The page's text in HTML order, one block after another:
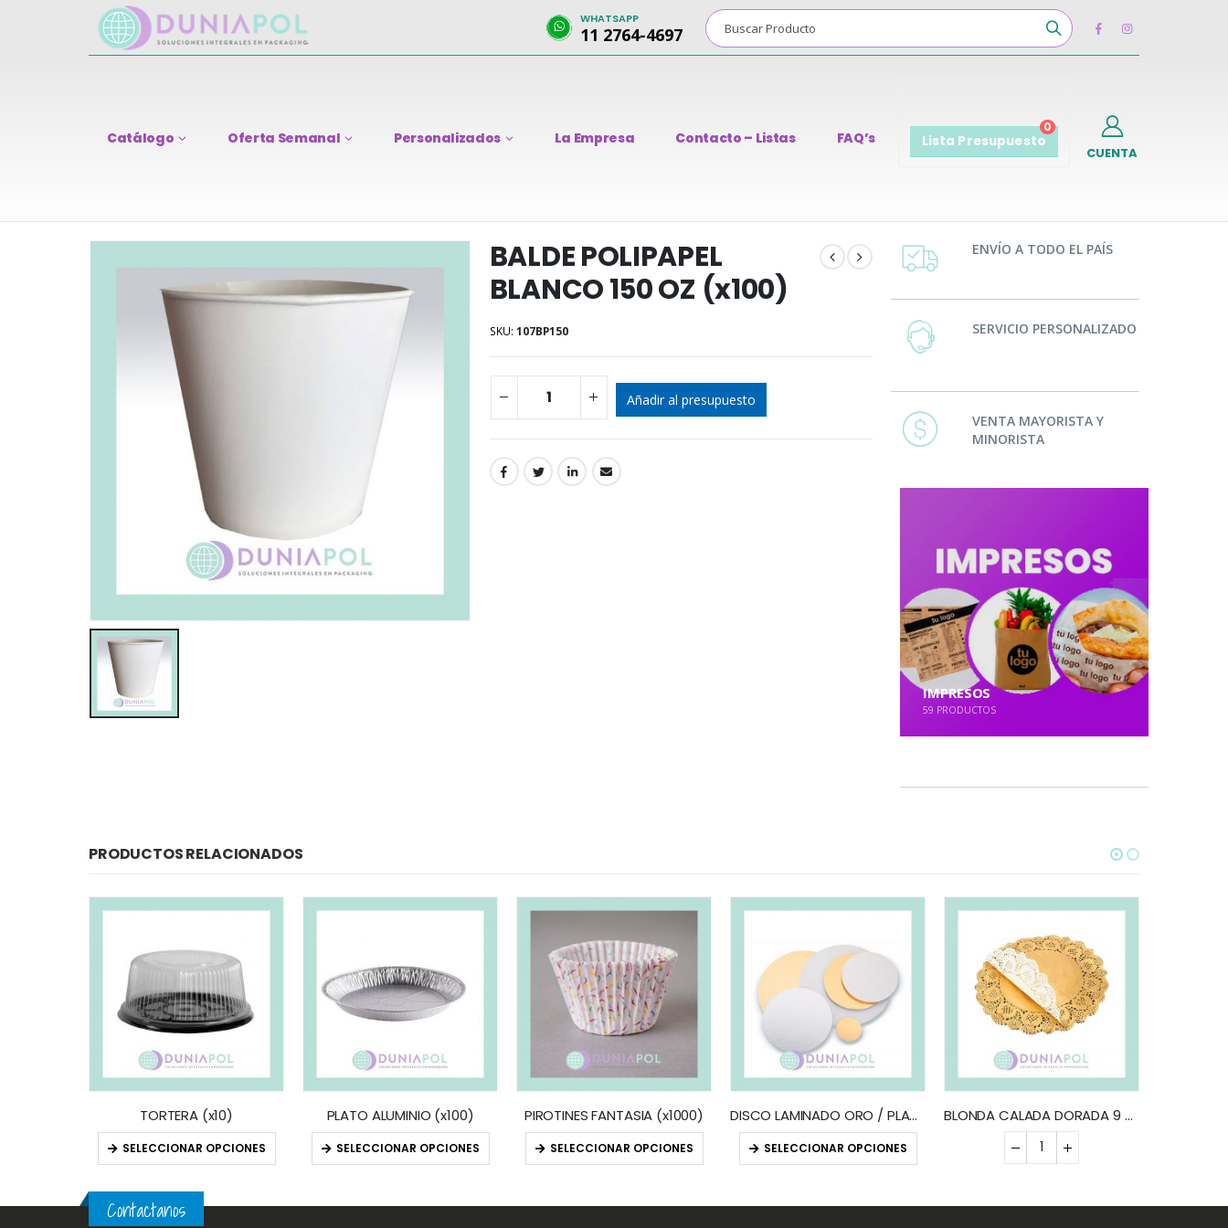
WHATSAPP
11 2764-4697
Catálogo Oferta Semanal Personalizados La Empresa Contacto – Listas FAQ’s
0
Lista Presupuesto
CUENTA
BALDE POLIPAPEL
BLANCO 150 OZ (x100)
SKU: 107BP150
Añadir al presupuesto
ENVÍO A TODO EL PAÍS
SERVICIO PERSONALIZADO
VENTA MAYORISTA Y
MINORISTA
IMPRESOS
59 PRODUCTOS
PRODUCTOS RELACIONADOS
TORTERA (x10)
SELECCIONAR OPCIONES
PLATO ALUMINIO (x100)
SELECCIONAR OPCIONES
PIROTINES FANTASIA (x1000)
SELECCIONAR OPCIONES
DISCO LAMINADO ORO / PLATA (x10)
SELECCIONAR OPCIONES
BLONDA CALADA DORADA 9 CM (x100)
Contactanos